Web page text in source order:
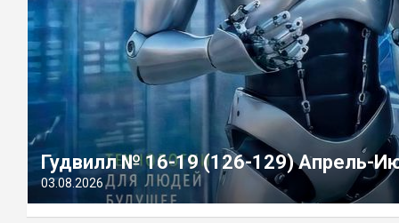
Гудвилл № 16-19 (126-129) Апрель-
03.08.2026